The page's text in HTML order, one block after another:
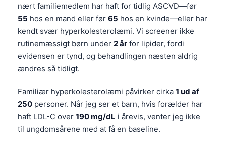
nært familiemedlem har haft for tidlig ASCVD—før
55 hos en mand eller før 65 hos en kvinde—eller har
kendt svær hyperkolesterolæmi. Vi screener ikke
rutinemæssigt børn under 2 år for lipider, fordi
evidensen er tynd, og behandlingen næsten aldrig
ændres så tidligt.
Familiær hyperkolesterolæmi påvirker cirka 1 ud af
250 personer. Når jeg ser et barn, hvis forælder har
haft LDL-C over 190 mg/dL i årevis, venter jeg ikke
til ungdomsårene med at få en baseline.